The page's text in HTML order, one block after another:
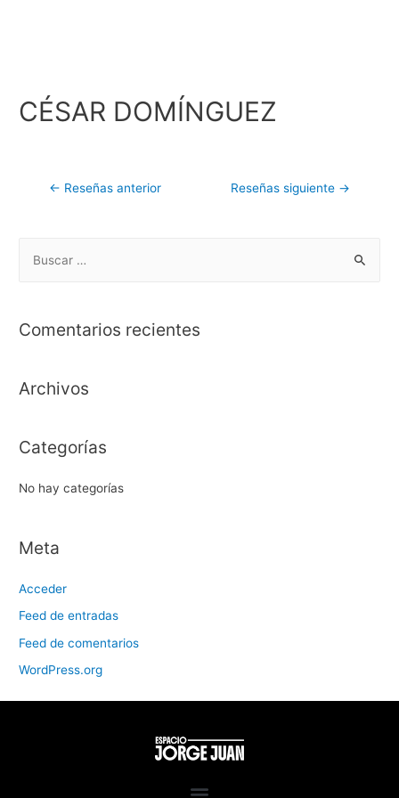
CÉSAR DOMÍNGUEZ
← Reseñas anterior Reseñas siguiente →
Comentarios recientes
Archivos
Categorías
No hay categorías
Meta
Acceder
Feed de entradas
Feed de comentarios
WordPress.org